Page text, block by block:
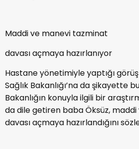
Maddi ve manevi tazminat
davası açmaya hazırlanıyor
Hastane yönetimiyle yaptığı
Sağlık Bakanlığı’na da şikayette
Bakanlığın konuyla ilgili bir
da dile getiren baba Öksüz,
davası açmaya hazırlandığını